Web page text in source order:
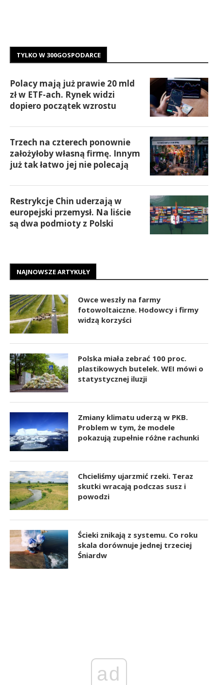
TYLKO W 300GOSPODARCE
Polacy mają już prawie 20 mld
zł w ETF-ach. Rynek widzi
dopiero początek wzrostu
Trzech na czterech ponownie
założyłoby własną firmę. Innym
już tak łatwo jej nie polecają
Restrykcje Chin uderzają w
europejski przemysł. Na liście
są dwa podmioty z Polski
NAJNOWSZE ARTYKUŁY
Owce weszły na farmy
fotowoltaiczne. Hodowcy i firmy
widzą korzyści
Polska miała zebrać 100 proc.
plastikowych butelek. WEI mówi o
statystycznej iluzji
Zmiany klimatu uderzą w PKB.
Problem w tym, że modele
pokazują zupełnie różne rachunki
Chcieliśmy ujarzmić rzeki. Teraz
skutki wracają podczas susz i
powodzi
Ścieki znikają z systemu. Co roku
skala dorównuje jednej trzeciej
Śniardw
ad